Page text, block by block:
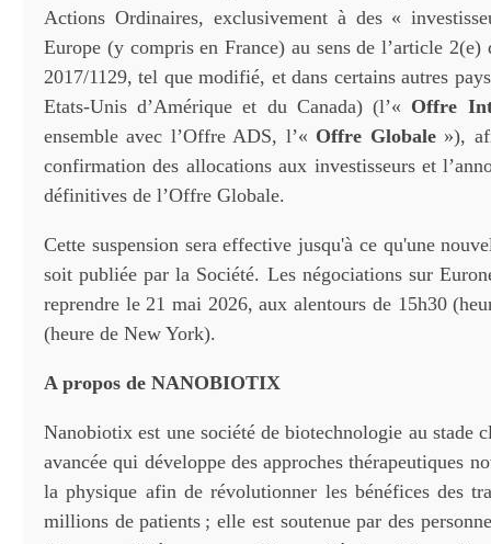
Actions Ordinaires, exclusivement à des «
Europe (y compris en France) au sens de l’article
2017/1129, tel que modifié, et dans certains autres
Etats-Unis d’Amérique et du Canada) (l’« Offre
ensemble avec l’Offre ADS, l’« Offre Globale»),
confirmation des allocations aux investisseurs et
définitives de l’Offre Globale.
Cette suspension sera effective jusqu'à ce qu'une
soit publiée par la Société. Les négociations sur
reprendre le 21 mai 2026, aux alentours de 15h30
(heure de New York).
A propos de NANOBIOTIX
Nanobiotix est une société de biotechnologie au stade
avancée qui développe des approches thérapeutiques
la physique afin de révolutionner les bénéfices des
millions de patients ; elle est soutenue par des